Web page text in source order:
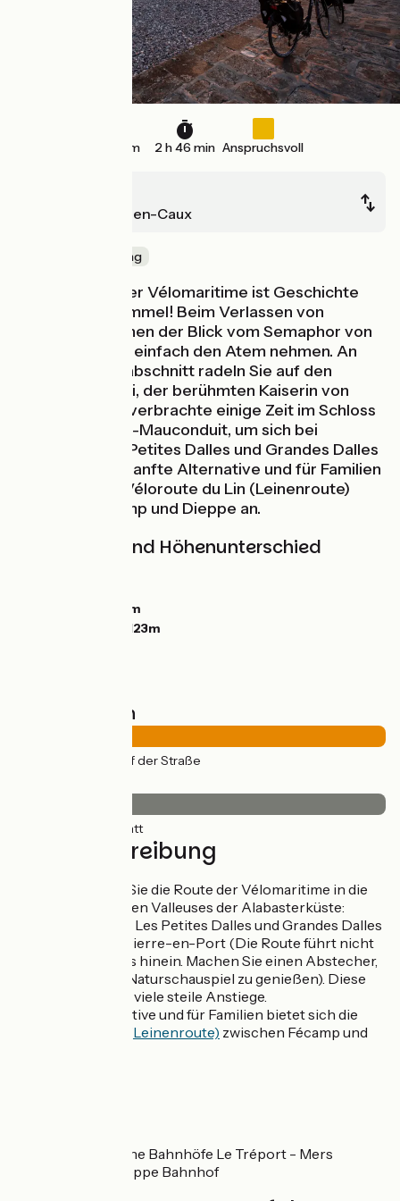
42 km 2 h 46 min Anspruchsvoll
Saint-Valery-en-Caux
Die Küste entlang
Diese Etappe der Vélomaritime ist Geschichte
unter freiem Himmel! Beim Verlassen von
Fécamp wird Ihnen der Blick vom Semaphor von
Senneville ganz einfach den Atem nehmen. An
diesem Küstenabschnitt radeln Sie auf den
Spuren von Sissi, der berühmten Kaiserin von
Österreich. Sie verbrachte einige Zeit im Schloss
von Sassetot-le-Mauconduit, um sich bei
Meerbädern in Petites Dalles und Grandes Dalles
zu erholen. Als sanfte Alternative und für Familien
bietet sich die Véloroute du Lin (Leinenroute)
zwischen Fécamp und Dieppe an.
Steigungen und Höhenunterschied
4m
123m
Straßentypen
(100%) Auf der Straße
(100%) Glatt
Wegbeschreibung
Ab Fécamp führt Sie die Route der Vélomaritime in die
Nähe der schönsten Valleuses der Alabasterküste:
Veulette-sur-Mer, Les Petites Dalles und Grandes Dalles
oder auch Saint-Pierre-en-Port (Die Route führt nicht
bis in die Valleuses hinein. Machen Sie einen Abstecher,
um das herrliche Naturschauspiel zu genießen). Diese
Etappe beinhaltet viele steile Anstiege.
Als sanfte Alternative und für Familien bietet sich die
Véloroute du Lin (Leinenroute) zwischen Fécamp und
Nahegelegene Bahnhöfe Le Tréport - Mers
Bahnhof Dieppe Bahnhof